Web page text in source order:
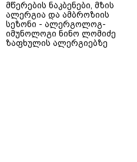
მწერების ნაკბენები, მზის
ალერგია და ამბროზიის
სეზონი - ალერგოლოგ-
იმუნოლოგი ნინო ლომიძე
ზაფხულის ალერგიებზე